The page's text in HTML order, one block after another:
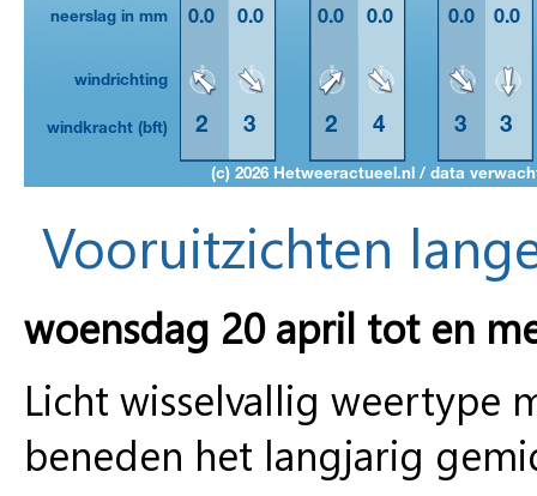
Vooruitzichten
woensdag 20 april tot en
Licht wisselvallig weertype
beneden het langjarig